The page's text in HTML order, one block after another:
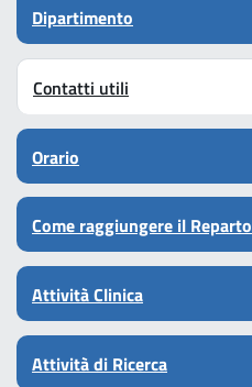
Dipartimento
Contatti utili
Orario
Come raggiungere il Reparto
Attività Clinica
Attività di Ricerca